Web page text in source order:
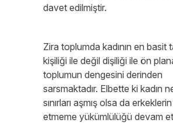
davet edilmiştir.
Zira toplumda kadının en basit
kişiliği ile değil dişiliği ile ön
toplumun dengesini derinden
sarsmaktadır. Elbette ki kadın
sınırları aşmış olsa da
etmeme yükümlülüğü devam